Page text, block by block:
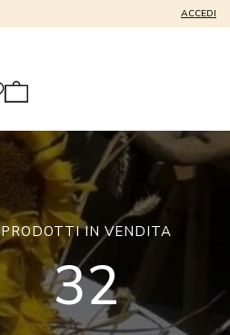
ACCEDI
PRODOTTI IN VENDITA
32